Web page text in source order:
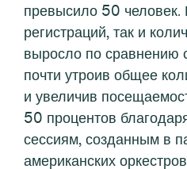
превысило 50 человек.
регистраций, так и
выросло по сравнению
почти утроив общее
и увеличив
50 процентов
сессиям, созданным в
американских